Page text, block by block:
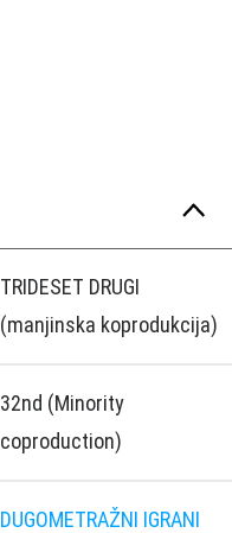
TRIDESET DRUGI
(manjinska koprodukcija)
32nd (Minority
coproduction)
DUGOMETRAŽNI IGRANI